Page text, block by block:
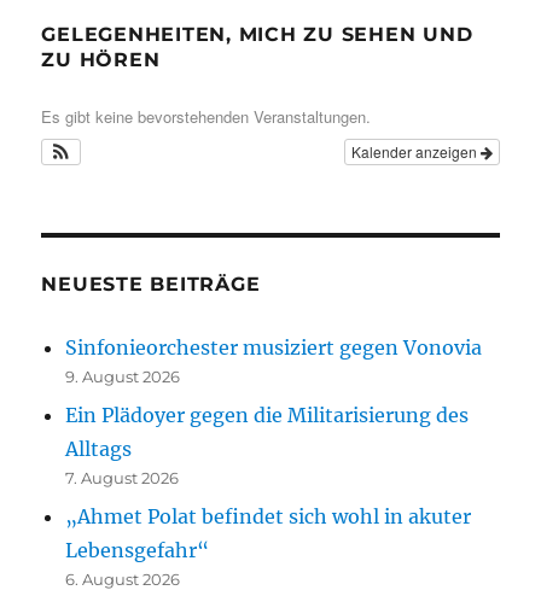
GELEGENHEITEN, MICH ZU SEHEN UND
ZU HÖREN
Es gibt keine bevorstehenden Veranstaltungen.
Kalender anzeigen
NEUESTE BEITRÄGE
Sinfonieorchester musiziert gegen Vonovia
9. August 2026
Ein Plädoyer gegen die Militarisierung des
Alltags
7. August 2026
„Ahmet Polat befindet sich wohl in akuter
Lebensgefahr“
6. August 2026